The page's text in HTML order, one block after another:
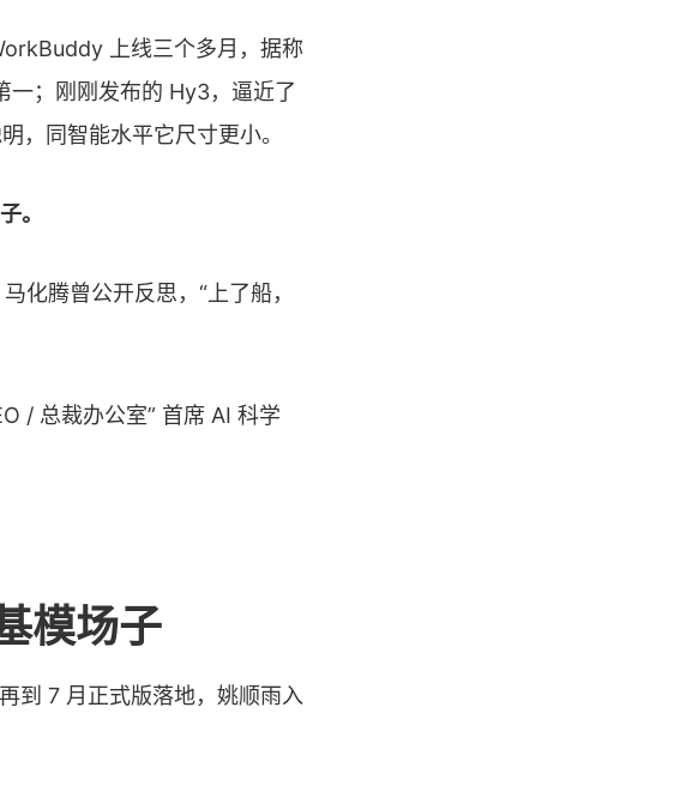
上线三个多月，据称
一；刚刚发布的 Hy3，逼近了
，同智能水平它尺寸更小。
。
化腾曾公开反思，“上了船，
/ 总裁办公室” 首席 AI 科学
模场子
到 7 月正式版落地，姚顺雨入